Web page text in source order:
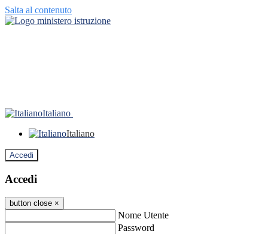
Salta al contenuto
Italiano
Italiano
Accedi
Accedi
button close ×
Nome Utente
Password